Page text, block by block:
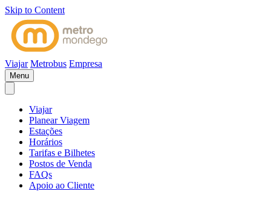
Skip to Content
Viajar Metrobus Empresa
Menu
Viajar
Planear Viagem
Estações
Horários
Tarifas e Bilhetes
Postos de Venda
FAQs
Apoio ao Cliente